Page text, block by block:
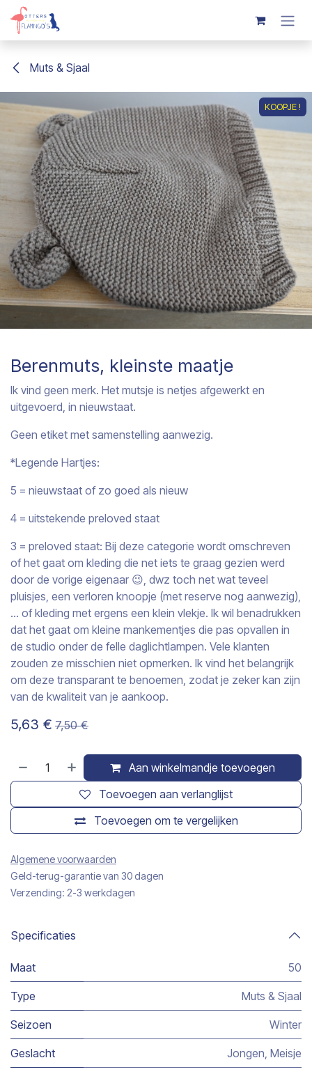
Overslaan naar inhoud
Muts & Sjaal
KOOPJE !
Berenmuts, kleinste maatje
Ik vind geen merk. Het mutsje is netjes afgewerkt en
uitgevoerd, in nieuwstaat.
Geen etiket met samenstelling aanwezig.
*Legende Hartjes:
5 = nieuwstaat of zo goed als nieuw
4 = uitstekende preloved staat
3 = preloved staat: Bij deze categorie wordt omschreven
of het gaat om kleding die net iets te graag gezien werd
door de vorige eigenaar 😉, dwz toch net wat teveel
pluisjes, een verloren knoopje (met reserve nog aanwezig),
… of kleding met ergens een klein vlekje. Ik wil benadrukken
dat het gaat om kleine mankementjes die pas opvallen in
de studio onder de felle daglichtlampen. Vele klanten
zouden ze misschien niet opmerken. Ik vind het belangrijk
om deze transparant te benoemen, zodat je zeker kan zijn
van de kwaliteit van je aankoop.
5,63 € 7,50€
Aan winkelmandje toevoegen
Toevoegen om te vergelijken
Toevoegen aan verlanglijst
Algemene voorwaarden
Geld-terug-garantie van 30 dagen
Verzending: 2-3 werkdagen
Specificaties
Maat 50
Type Muts & Sjaal
Seizoen Winter
Geslacht Jongen, Meisje